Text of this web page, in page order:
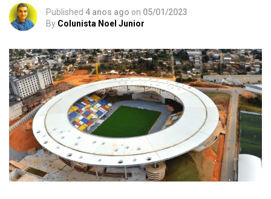
Published 4 anos ago on 05/01/2023
By Colunista Noel Junior